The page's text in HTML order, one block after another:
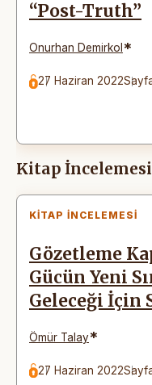
“Post-Truth”
Onurhan Demirkol *
27 Haziran 2022
Kitap İncelemesi
KITAP İNCELEMESI
Gözetleme
Gücün Yeni
Geleceği İçin
Ömür Talay*
27 Haziran 2022